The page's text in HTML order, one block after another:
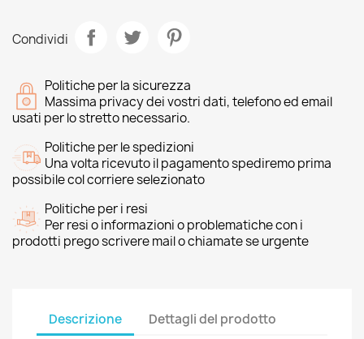
Condividi
Politiche per la sicurezza
Massima privacy dei vostri dati, telefono ed email
usati per lo stretto necessario.
Politiche per le spedizioni
Una volta ricevuto il pagamento spediremo prima
possibile col corriere selezionato
Politiche per i resi
Per resi o informazioni o problematiche con i
prodotti prego scrivere mail o chiamate se urgente
Descrizione Dettagli del prodotto